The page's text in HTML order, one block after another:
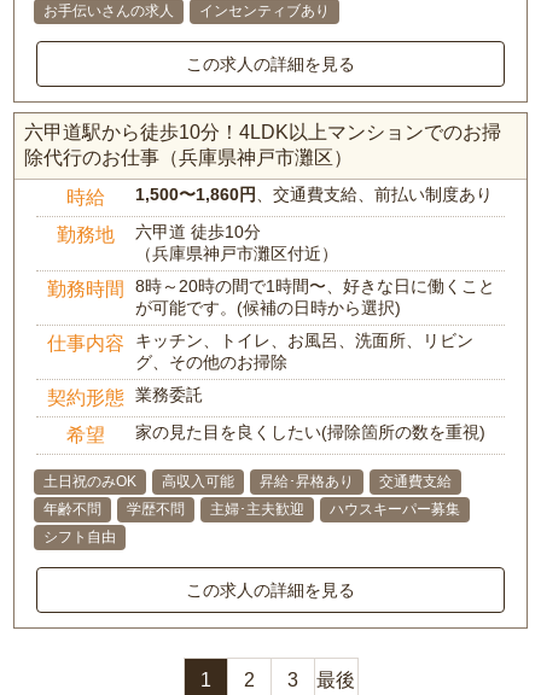
お手伝いさんの求人
インセンティブあり
この求人の詳細を見る
六甲道駅から徒歩10分！4LDK以上マンションでのお掃
除代行のお仕事（兵庫県神戸市灘区）
時給 1,500〜1,860円 、交通費支給、前払い制度あり
勤務地
六甲道 徒歩10分
（兵庫県神戸市灘区付近）
勤務時間
8時～20時の間で1時間〜、好きな日に働くこと
が可能です。(候補の日時から選択)
仕事内容
キッチン、トイレ、お風呂、洗面所、リビン
グ、その他のお掃除
契約形態 業務委託
希望 家の見た目を良くしたい(掃除箇所の数を重視)
土日祝のみOK 高収入可能 昇給･昇格あり
交通費支給
年齢不問
学歴不問 主婦･主夫歓迎
ハウスキーパー募集
シフト自由
この求人の詳細を見る
1 2 3 最後